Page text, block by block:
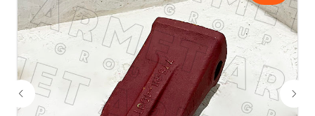
Укажите номер телефона и ваше имя.
Мы свяжемся с вами сегодня в рабочее
время.